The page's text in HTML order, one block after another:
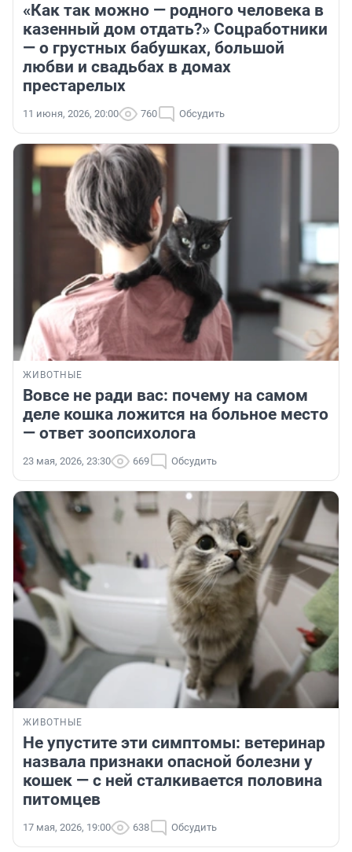
«Как так можно — родного человека в
казенный дом отдать?» Соцработники
— о грустных бабушках, большой
любви и свадьбах в домах
престарелых
11 июня, 2026, 20:00 760 Обсудить
ЖИВОТНЫЕ
Вовсе не ради вас: почему на самом
деле кошка ложится на больное место
— ответ зоопсихолога
23 мая, 2026, 23:30 669 Обсудить
ЖИВОТНЫЕ
Не упустите эти симптомы: ветеринар
назвала признаки опасной болезни у
кошек — с ней сталкивается половина
питомцев
17 мая, 2026, 19:00 638 Обсудить